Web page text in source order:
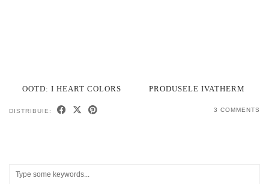
OOTD: I HEART COLORS PRODUSELE IVATHERM
DISTRIBUIE: 3 COMMENTS